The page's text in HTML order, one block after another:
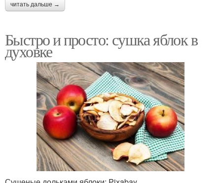
читать дальше →
Быстро и просто: сушка яблок в
духовке